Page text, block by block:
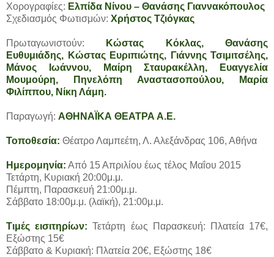
Χορογραφίες: Ελπίδα Νίνου – Θανάσης Γιαννακόπουλος
Σχεδιασμός Φωτισμών: Χρήστος Τζιόγκας
Πρωταγωνιστούν:
Κώστας Κόκλας, Θανάσης
Ευθυμιάδης, Κώστας Ευριπιώτης, Γιάννης Τσιμιτσέλης,
Μάνος Ιωάννου, Μαίρη Σταυρακέλλη, Ευαγγελία
Μουμούρη, Πηνελόπη Αναστασοπούλου, Μαρία
Φιλίππου, Νίκη Λάμη.
Παραγωγή: ΑΘΗΝΑΪΚΑ ΘΕΑΤΡΑ Α.Ε.
Τοποθεσία: Θέατρο Λαμπεέτη, Λ. Αλεξάνδρας 106, Αθήνα
Ημερομηνία: Από 15 Απριλίου έως τέλος Μαΐου 2015
Τετάρτη, Κυριακή 20:00μ.μ.
Πέμπτη, Παρασκευή 21:00μ.μ.
Σάββατο 18:00μ.μ. (λαϊκή), 21:00μ.μ.
Τιμές εισιτηρίων:Τετάρτη έως Παρασκευή: Πλατεία 17€,
Εξώστης 15€
Σάββατο & Κυριακή: Πλατεία 20€, Εξώστης 18€